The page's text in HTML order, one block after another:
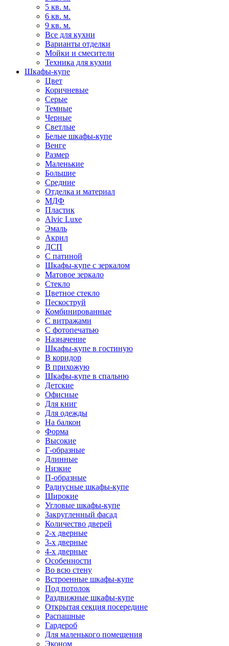
5 кв. м.
6 кв. м.
9 кв. м.
Все для кухни
Варианты отделки
Мойки и смесители
Техника для кухни
Шкафы-купе
Цвет
Коричневые
Серые
Темные
Черные
Светлые
Белые шкафы-купе
Венге
Размер
Маленькие
Большие
Средние
Отделка и материал
МДФ
Пластик
Alvic Luxe
Эмаль
Акрил
ДСП
С патиной
Шкафы-купе с зеркалом
Матовое зеркало
Стекло
Цветное стекло
Пескоструй
Комбинированные
С витражами
С фотопечатью
Назначение
Шкафы-купе в гостиную
В коридор
В прихожую
Шкафы-купе в спальню
Детские
Офисные
Для книг
Для одежды
На балкон
Форма
Высокие
Г-образные
Длинные
Низкие
П-образные
Радиусные шкафы-купе
Широкие
Угловые шкафы-купе
Закругленный фасад
Количество дверей
2-х дверные
3-х дверные
4-х дверные
Особенности
Во всю стену
Встроенные шкафы-купе
Под потолок
Раздвижные шкафы-купе
Открытая секция посередине
Распашные
Гардероб
Для маленького помещения
Эконом